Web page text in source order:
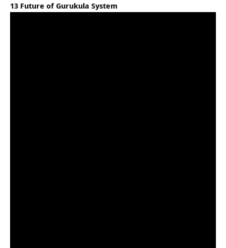
13 Future of Gurukula System